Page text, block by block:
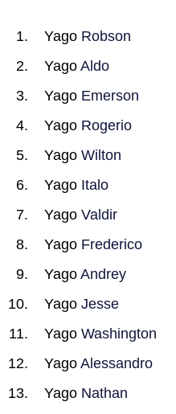
Yago Robson
Yago Aldo
Yago Emerson
Yago Rogerio
Yago Wilton
Yago Italo
Yago Valdir
Yago Frederico
Yago Andrey
Yago Jesse
Yago Washington
Yago Alessandro
Yago Nathan